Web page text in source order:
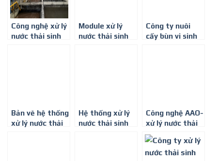
Công nghệ xử lý
nước thải sinh
Module xử lý
nước thải sinh
Công ty nuôi
cấy bùn vi sinh
Bản vẽ hệ thống
xử lý nước thải
Hệ thống xử lý
nước thải sinh
Công nghệ AAO-
xử lý nước thải
sinh hoạt